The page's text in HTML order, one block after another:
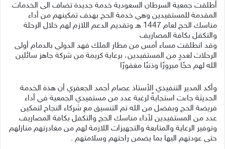
أطلقت جمعية السرطان السعودية خدمة جديدة تضاف الى الخدمات
المقدمة للمستفيدين وهي خدمة الحج بهدف تمكينهم من أداء
مناسك الحج لعام 1447 هـ وتقديم الدعم اللازم لهم خلال الرحلة
والتكفل بكافة المصاريف
وقد انطلقت مساء أمس من مطار الملك فهد الدولي بالدمام أولى
الرحلات لعددٍ من المستفيدين، برعاية كريمة من شركة جاهز سائلين
الله لهم حجًا مبرورًا وذنبًا مغفورًا
وأكد المدير التنفيذي الأستاذ عصام أحمد الجعفري أن هذة الخدمة
الحديثة جاءت استجابةً لرغبة عدد من مستفيدي الجمعية في أداء
فريضة الحج وبفضل من الله تم التنسيق مع شركاء النجاح لتمكين
عدد من المستفيدين لأداء مناسك الحج والتكفل بكافة المصاريف
وتوفير الرعاية والمتابعة والتجهيزات اللازمة لهم من مغادرتهم منازلهم
حتى عودتهم اليها بما يضمن راحتهم وسلامتهم .